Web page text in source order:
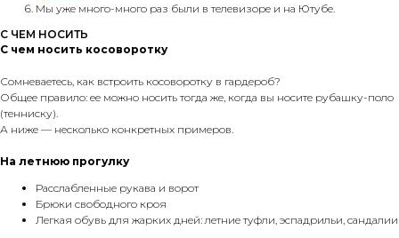
Мы уже много-много раз были в телевизоре и на Ютубе.
С ЧЕМ НОСИТЬ
С чем носить косоворотку
Сомневаетесь, как встроить косоворотку в гардероб?
Общее правило: ее можно носить тогда же, когда вы носите рубашку-поло
(тенниску).
А ниже — несколько конкретных примеров.
На летнюю прогулку
Расслабленные рукава и ворот
Брюки свободного кроя
Легкая обувь для жарких дней: летние туфли, эспадрильи, сандалии